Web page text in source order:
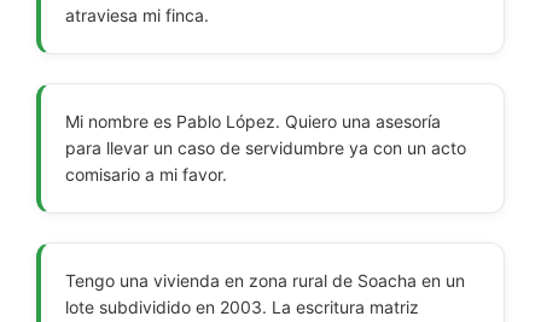
atraviesa mi finca.
Mi nombre es Pablo López. Quiero una asesoría
para llevar un caso de servidumbre ya con un acto
comisario a mi favor.
Tengo una vivienda en zona rural de Soacha en un
lote subdividido en 2003. La escritura matriz